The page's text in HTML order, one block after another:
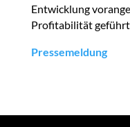
Entwicklung
Profitabilität
Pressemeldung